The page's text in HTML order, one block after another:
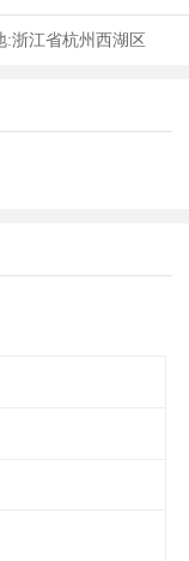
:浙江省杭州西湖区